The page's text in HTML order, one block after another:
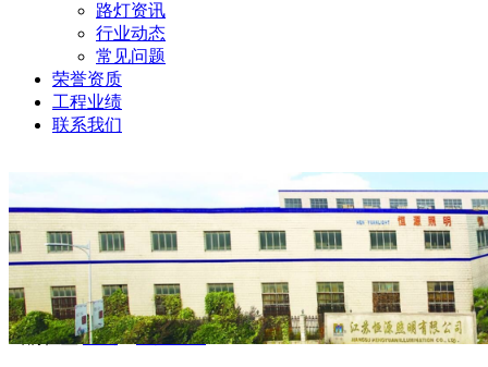
路灯资讯
行业动态
常见问题
荣誉资质
工程业绩
联系我们
当前位置:首页>新闻资讯